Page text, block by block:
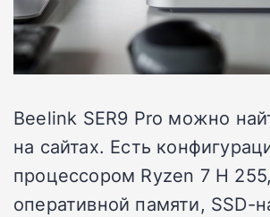
Beelink SER9 Pro можно
на сайтах. Есть
процессором Ryzen 7 H
оперативной памяти, SSD-